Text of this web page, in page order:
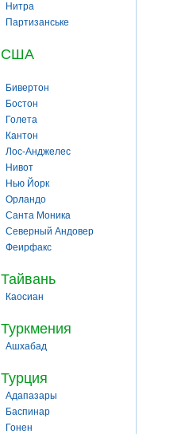
Нитра
Партизанське
США
Бивертон
Бостон
Голета
Кантон
Лос-Анджелес
Нивот
Нью Йорк
Орландо
Санта Моника
Северный Андовер
Феирфакс
Тайвань
Каосиан
Туркмения
Ашхабад
Турция
Адапазары
Баспинар
Гонен